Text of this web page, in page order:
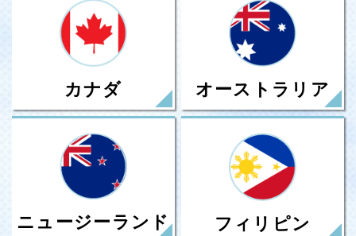
カナダ オーストラリア
ニュージーランド フィリピン